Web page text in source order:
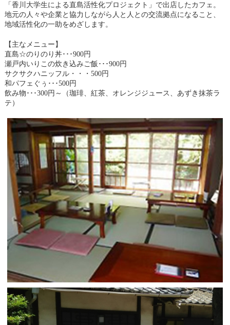
「香川大学生による直島活性化プロジェクト」で出店したカフェ。
地元の人々や企業と協力しながら人と人との交流拠点になること、
地域活性化の一助をめざします。
【主なメニュー】
直島☆のりのり丼･･･900円
瀬戸内いりこの炊き込みご飯･･･900円
サクサクハニッフル・・・500円
和パフェぐぅ･･･500円
飲み物･･･300円～（珈琲、紅茶、オレンジジュース、あずき抹茶ラ
テ）